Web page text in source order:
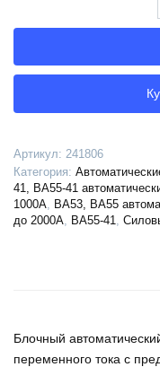
Артикул: 241806
Категория:
41, ВА55-41
1000А
ВА53, ВА55
до 2000А
ВА55-41
Блочный
переменного тока с